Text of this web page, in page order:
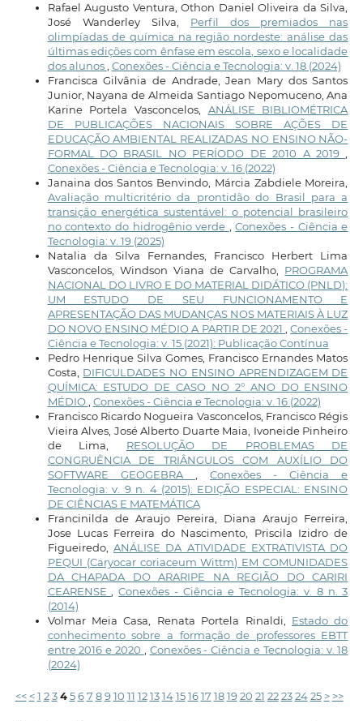
Rafael Augusto Ventura, Othon Daniel Oliveira da Silva,
José Wanderley Silva, Perfil dos premiados nas
olimpíadas de química na região nordeste: análise das
últimas edições com ênfase em escola, sexo e localidade
dos alunos Conexões - Ciência e Tecnologia: v. 18 (2024)
Francisca Gilvânia de Andrade, Jean Mary dos Santos
Junior, Nayana de Almeida Santiago Nepomuceno, Ana
Karine Portela Vasconcelos, ANÁLISE BIBLIOMÉTRICA
DE PUBLICAÇÕES NACIONAIS SOBRE AÇÕES DE
EDUCAÇÃO AMBIENTAL REALIZADAS NO ENSINO NÃO-
FORMAL DO BRASIL NO PERÍODO DE 2010 A 2019
Conexões - Ciência e Tecnologia: v. 16 (2022)
Janaina dos Santos Benvindo, Márcia Zabdiele Moreira,
Avaliação multicritério da prontidão do Brasil para a
transição energética sustentável: o potencial brasileiro
no contexto do hidrogênio verde
,Conexões - Ciência e
Tecnologia: v. 19 (2025)
Natalia da Silva Fernandes, Francisco Herbert Lima
Vasconcelos, Windson Viana de Carvalho, PROGRAMA
NACIONAL DO LIVRO E DO MATERIAL DIDÁTICO (PNLD):
UM ESTUDO DE SEU FUNCIONAMENTO E
APRESENTAÇÃO DAS MUDANÇAS NOS MATERIAIS À LUZ
DO NOVO ENSINO MÉDIO A PARTIR DE 2021
,Conexões -
Ciência e Tecnologia: v. 15 (2021): Publicação Contínua
Pedro Henrique Silva Gomes, Francisco Ernandes Matos
Costa, DIFICULDADES NO ENSINO APRENDIZAGEM DE
QUÍMICA: ESTUDO DE CASO NO 2° ANO DO ENSINO
MÉDIO Conexões - Ciência e Tecnologia: v. 16 (2022)
Francisco Ricardo Nogueira Vasconcelos, Francisco Régis
Vieira Alves, José Alberto Duarte Maia, Ivoneide Pinheiro
de Lima, RESOLUÇÃO DE PROBLEMAS DE
CONGRUÊNCIA DE TRIÂNGULOS COM AUXÍLIO DO
SOFTWARE GEOGEBRA
,Conexões - Ciência e
Tecnologia: v. 9 n. 4 (2015): EDIÇÃO ESPECIAL: ENSINO
DE CIÊNCIAS E MATEMÁTICA
Francinilda de Araujo Pereira, Diana Araujo Ferreira,
Jose Lucas Ferreira do Nascimento, Priscila Izidro de
Figueiredo, ANÁLISE DA ATIVIDADE EXTRATIVISTA DO
PEQUI (Caryocar coriaceum Wittm) EM COMUNIDADES
DA CHAPADA DO ARARIPE NA REGIÃO DO CARIRI
CEARENSE
,Conexões - Ciência e Tecnologia: v. 8 n. 3
(2014)
Volmar Meia Casa, Renata Portela Rinaldi, Estado do
conhecimento sobre a formação de professores EBTT
entre 2016 e 2020
Conexões - Ciência e Tecnologia: v. 18
(2024)
<< < 1 2 3 4 5 6 7 8 9 10 11 12 13 14 15 16 17 18 19 20 21 22 23 24 25 > >>